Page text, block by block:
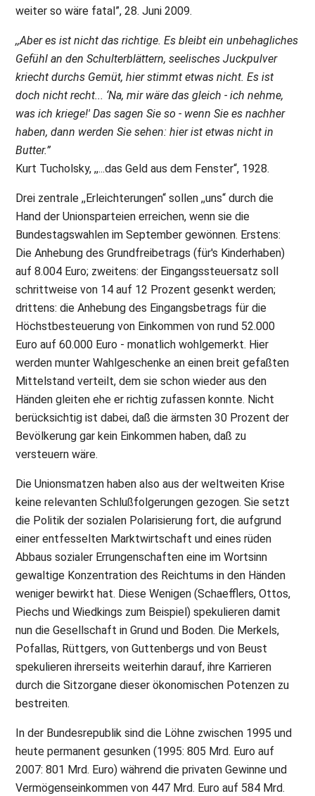
weiter so wäre fatal”, 28. Juni 2009.
,,Aber es ist nicht das richtige. Es bleibt ein unbehagliches
Gefühl an den Schulterblättern, seelisches Juckpulver
kriecht durchs Gemüt, hier stimmt etwas nicht. Es ist
doch nicht recht... ‘Na, mir wäre das gleich - ich nehme,
was ich kriege!' Das sagen Sie so - wenn Sie es nachher
haben, dann werden Sie sehen: hier ist etwas nicht in
Butter.”
Kurt Tucholsky, ,,...das Geld aus dem Fenster“, 1928.
Drei zentrale ,,Erleichterungen“ sollen ,,uns“ durch die
Hand der Unionsparteien erreichen, wenn sie die
Bundestagswahlen im September gewönnen. Erstens:
Die Anhebung des Grundfreibetrags (für's Kinderhaben)
auf 8.004 Euro; zweitens: der Eingangssteuersatz soll
schrittweise von 14 auf 12 Prozent gesenkt werden;
drittens: die Anhebung des Eingangsbetrags für die
Höchstbesteuerung von Einkommen von rund 52.000
Euro auf 60.000 Euro - monatlich wohlgemerkt. Hier
werden munter Wahlgeschenke an einen breit gefaßten
Mittelstand verteilt, dem sie schon wieder aus den
Händen gleiten ehe er richtig zufassen konnte. Nicht
berücksichtig ist dabei, daß die ärmsten 30 Prozent der
Bevölkerung gar kein Einkommen haben, daß zu
versteuern wäre.
Die Unionsmatzen haben also aus der weltweiten Krise
keine relevanten Schlußfolgerungen gezogen. Sie setzt
die Politik der sozialen Polarisierung fort, die aufgrund
einer entfesselten Marktwirtschaft und eines rüden
Abbaus sozialer Errungenschaften eine im Wortsinn
gewaltige Konzentration des Reichtums in den Händen
weniger bewirkt hat. Diese Wenigen (Schaefflers, Ottos,
Piechs und Wiedkings zum Beispiel) spekulieren damit
nun die Gesellschaft in Grund und Boden. Die Merkels,
Pofallas, Rüttgers, von Guttenbergs und von Beust
spekulieren ihrerseits weiterhin darauf, ihre Karrieren
durch die Sitzorgane dieser ökonomischen Potenzen zu
bestreiten.
In der Bundesrepublik sind die Löhne zwischen 1995 und
heute permanent gesunken (1995: 805 Mrd. Euro auf
2007: 801 Mrd. Euro) während die privaten Gewinne und
Vermögenseinkommen von 447 Mrd. Euro auf 584 Mrd.